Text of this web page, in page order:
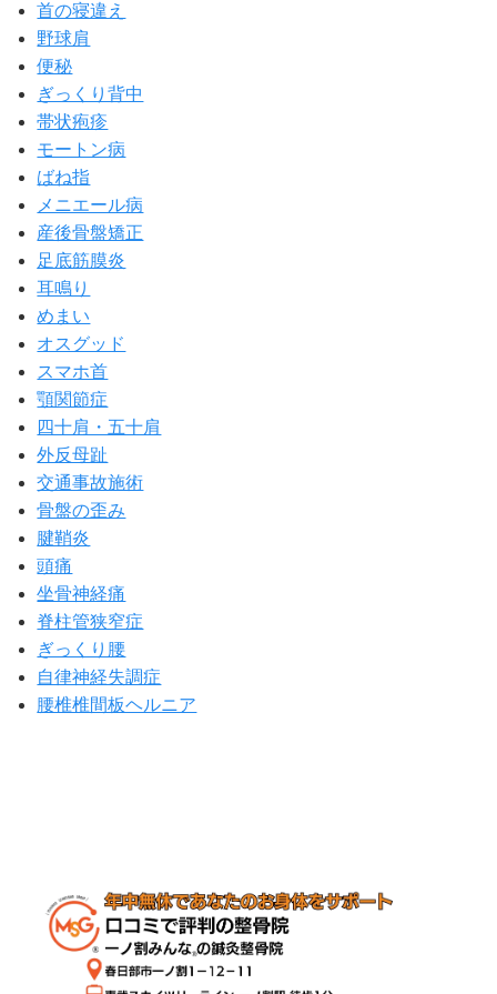
首の寝違え
野球肩
便秘
ぎっくり背中
帯状疱疹
モートン病
ばね指
メニエール病
産後骨盤矯正
足底筋膜炎
耳鳴り
めまい
オスグッド
スマホ首
顎関節症
四十肩・五十肩
外反母趾
交通事故施術
骨盤の歪み
腱鞘炎
頭痛
坐骨神経痛
脊柱管狭窄症
ぎっくり腰
自律神経失調症
腰椎椎間板ヘルニア